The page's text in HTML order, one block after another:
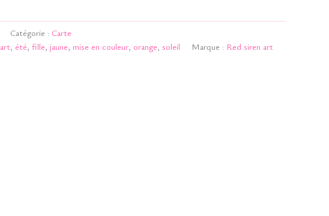
Catégorie : Carte
art, été, fille, jaune, mise en couleur, orange, soleil Marque : Red siren art